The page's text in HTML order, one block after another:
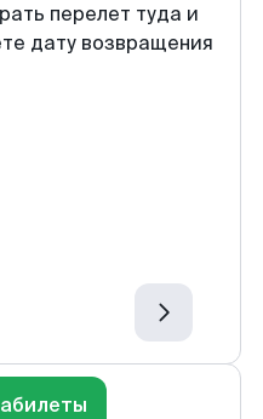
перелет туда и
дату возвращения